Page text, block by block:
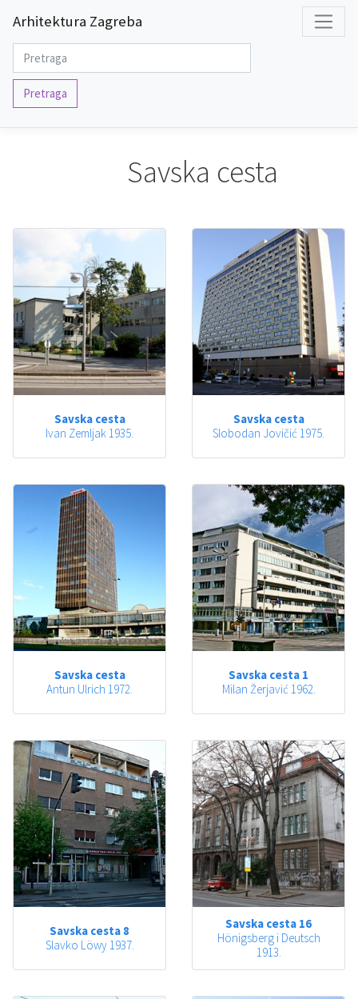
Arhitektura Zagreba
Pretraga
Savska cesta
Savska cesta
Ivan Zemljak 1935.
Savska cesta
Slobodan Jovičić 1975.
Savska cesta
Antun Ulrich 1972.
Savska cesta 1
Milan Žerjavić 1962.
Savska cesta 8
Slavko Löwy 1937.
Savska cesta 16
Hönigsberg i Deutsch
1913.